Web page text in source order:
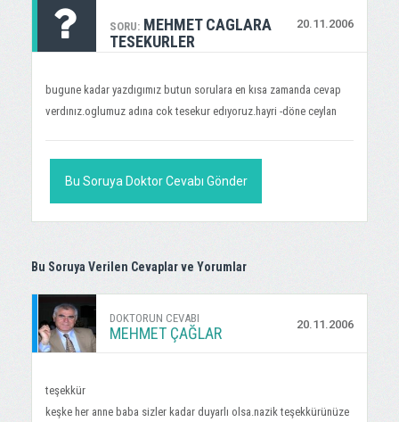
SORU: 20.11.2006
MEHMET CAGLARA
TESEKURLER
bugune kadar yazdıgımız butun sorulara en kısa zamanda cevap
verdınız.oglumuz adına cok tesekur edıyoruz.hayri -döne ceylan
Bu Soruya Doktor Cevabı Gönder
Bu Soruya Verilen Cevaplar ve Yorumlar
DOKTORUN CEVABI
MEHMET ÇAĞLAR 20.11.2006
teşekkür
keşke her anne baba sizler kadar duyarlı olsa.nazik teşekkürünüze